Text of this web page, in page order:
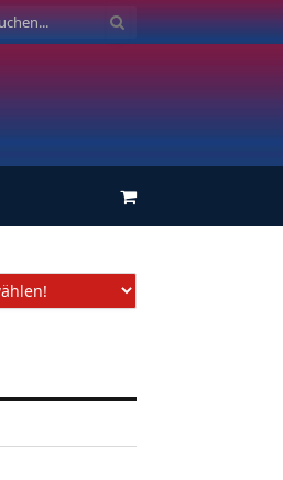
Einkaufswagen